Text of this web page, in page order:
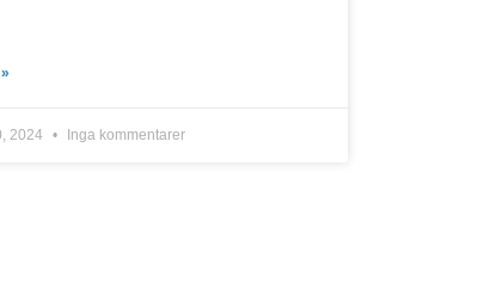
2024 Inga kommentarer